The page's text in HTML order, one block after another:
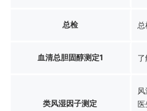
总检 总
血清总胆固醇测定1 了
类风湿因子测定
医